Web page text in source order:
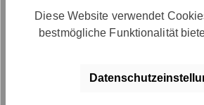
Freyday
41,99 €*
69,99 €*
Freyday
77,99
129,99
Diese Website verwendet
bestmögliche Funktionalität